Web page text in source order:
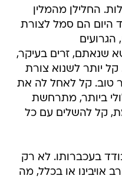
החלילן מהמלין
היום הם סמל לצורת
הגרועים
שנאתם, זרים בעיקר,
קל יותר לשנוא צורת
טוב. קל לאחל לה את
ביותר, מתרחשת
קל להשלים עם כל
בעכברותו. לא רק
אויבינו או בכלל, מה